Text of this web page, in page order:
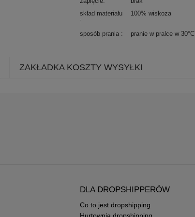
skład materiału
100% wiskoza
sposób prania pranie w pralce w 30°C
ZAKŁADKA KOSZTY WYSYŁKI
DLA DROPSHIPPERÓW
Co to jest dropshipping